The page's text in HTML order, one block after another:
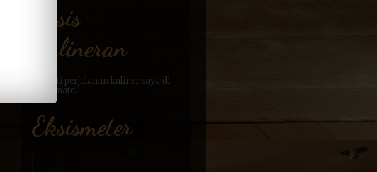
Eksis
Kulineran
Eksismeter